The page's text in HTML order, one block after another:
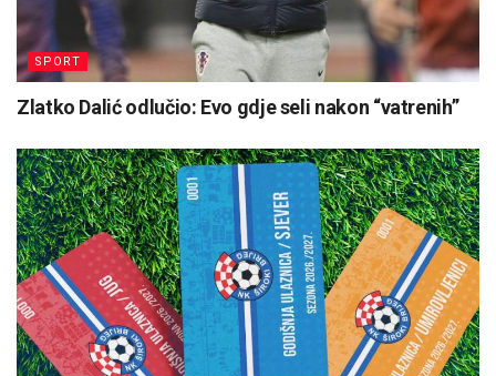
SPORT
Zlatko Dalić odlučio: Evo gdje seli nakon “vatrenih”